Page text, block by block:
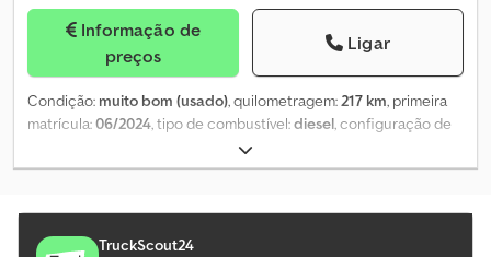
Informação de
preços
Ligar
Condição: muito bom (usado), quilometragem:217 km, primeira
matrícula:06/2024, tipo de combustível:diesel, configuração de
4 570 mm
capacidade do tanque de combustível:400 l, travões:retardador,
engrenagem:automático, classe de emissão:Euro 6, Ano de
fabrico:2024, Equipamento:
TruckScout24